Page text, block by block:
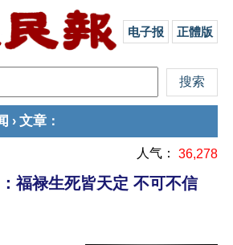
电子报 正體版
› 文章 ：
人气： 36,278
福禄生死皆天定 不可不信